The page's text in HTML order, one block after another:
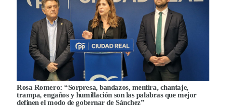
Rosa Romero: “Sorpresa, bandazos, mentira, chantaje,
trampa, engaños y humillación son las palabras que mejor
definen el modo de gobernar de Sánchez”